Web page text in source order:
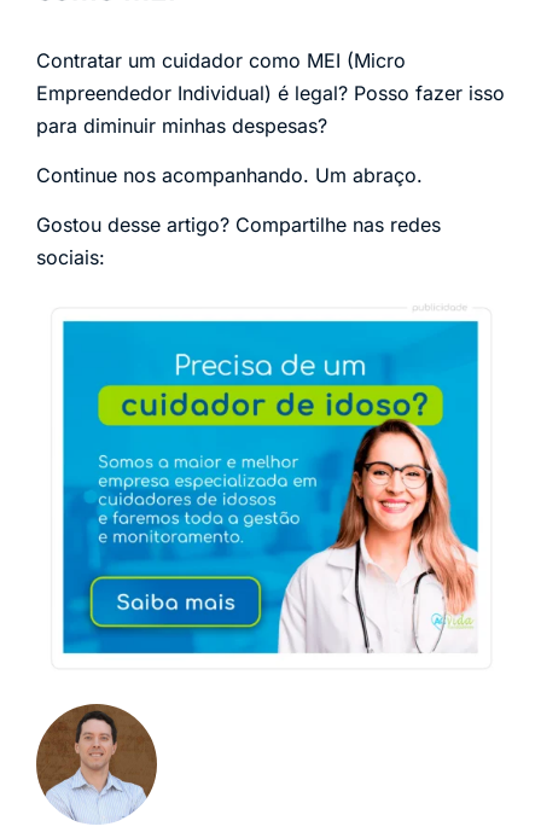
Contratar um cuidador como MEI (Micro
Empreendedor Individual) é legal? Posso fazer isso
para diminuir minhas despesas?
Continue nos acompanhando. Um abraço.
Gostou desse artigo? Compartilhe nas redes
sociais: